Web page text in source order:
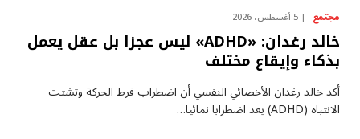
مجتمع 5 أغسطس، 2026
خالد رغدان: «ADHD» ليس عجزا بل عقل يعمل
بذكاء وإيقاع مختلف
أكد خالد رغدان الأخصائي النفسي أن اضطراب فرط الحركة وتشتت
الانتباه (ADHD) يعد اضطرابا نمائيا…